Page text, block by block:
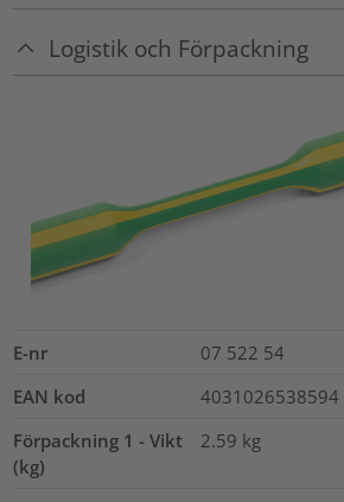
Logistik och Förpackning
E-nr
07 522 54
EAN kod
4031026538594
Förpackning 1 - Vikt
(kg)
2.59 kg